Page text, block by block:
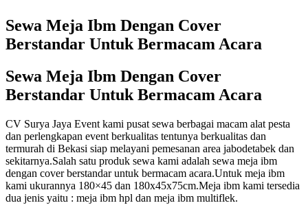
Sewa Meja Ibm Dengan Cover
Berstandar Untuk Bermacam Acara
Sewa Meja Ibm Dengan Cover
Berstandar Untuk Bermacam Acara
CV Surya Jaya Event kami pusat sewa berbagai macam alat pesta
dan perlengkapan event berkualitas tentunya berkualitas dan
termurah di Bekasi siap melayani pemesanan area jabodetabek dan
sekitarnya.Salah satu produk sewa kami adalah sewa meja ibm
dengan cover berstandar untuk bermacam acara.Untuk meja ibm
kami ukurannya 180×45 dan 180x45x75cm.Meja ibm kami tersedia
dua jenis yaitu : meja ibm hpl dan meja ibm multiflek.